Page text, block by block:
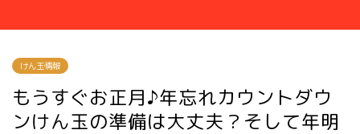
けん玉情報
もうすぐお正月♪年忘れカウントダウ
ンけん玉の準備は大丈夫？そして年明